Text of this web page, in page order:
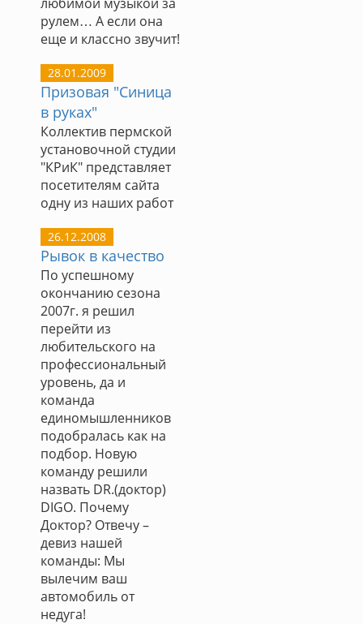
рулем… А если она
еще и классно звучит!
28.01.2009
Призовая "Синица
в руках"
Коллектив пермской
установочной студии
"КРиК" представляет
посетителям сайта
одну из наших работ
26.12.2008
Рывок в качество
По успешному
окончанию сезона
2007г. я решил
перейти из
любительского на
профессиональный
уровень, да и
команда
единомышленников
подобралась как на
подбор. Новую
команду решили
назвать DR.(доктор)
DIGO. Почему
Доктор? Отвечу –
девиз нашей
команды: Мы
вылечим ваш
автомобиль от
недуга!